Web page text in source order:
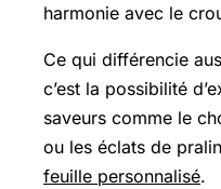
harmonie avec le
Ce qui différencie
c’est la possibilité
saveurs comme le
ou les éclats de
feuille personnalisé.